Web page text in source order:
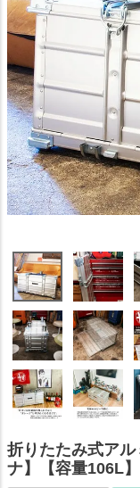
折りたたみ式ア
ナ】【容量106L】